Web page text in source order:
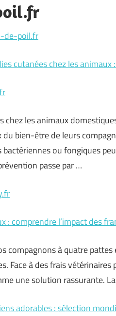
de-poil.fr
cutanées chez les animaux
chez les animaux
bien-être de leurs
ou fongiques
passe par …
: comprendre l’impact des
compagnons à quatre
Face à des frais
une solution rassurante.
adorables : sélection